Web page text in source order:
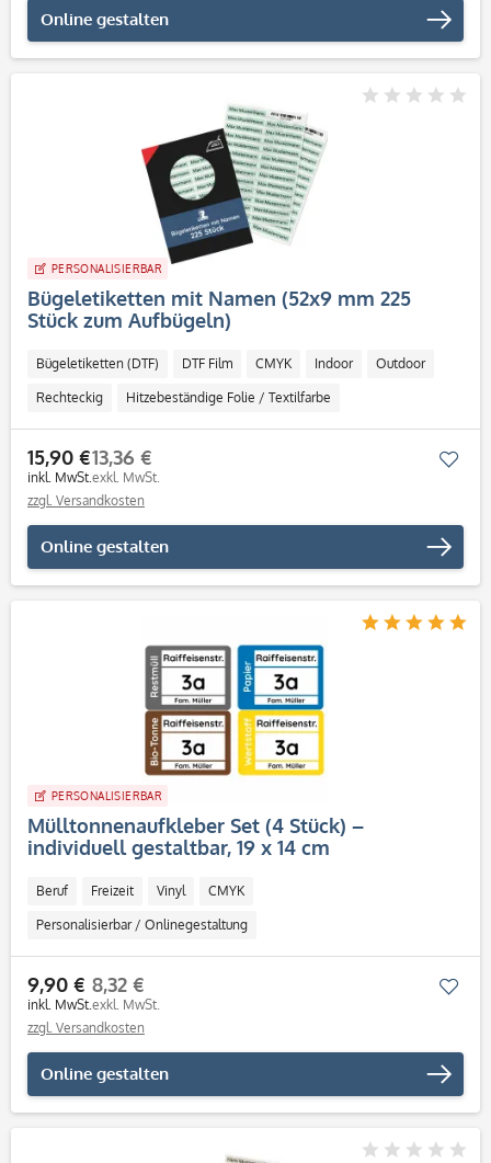
Online gestalten
PERSONALISIERBAR
Bügeletiketten mit Namen (52x9 mm 225
Stück zum Aufbügeln)
Bügeletiketten (DTF) DTF Film CMYK Indoor Outdoor
Rechteckig Hitzebeständige Folie / Textilfarbe
15,90 €
inkl. MwSt.
13,36 €
exkl. MwSt.
zzgl. Versandkosten
Online gestalten
PERSONALISIERBAR
Mülltonnenaufkleber Set (4 Stück) –
individuell gestaltbar, 19 x 14 cm
Beruf Freizeit Vinyl CMYK
Personalisierbar / Onlinegestaltung
9,90 €
inkl. MwSt.
8,32 €
exkl. MwSt.
zzgl. Versandkosten
Online gestalten